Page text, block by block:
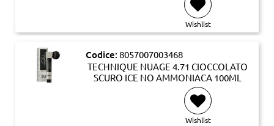
Wishlist
Codice: 8057007003468
TECHNIQUE NUAGE 4.71 CIOCCOLATO
SCURO ICE NO AMMONIACA 100ML
Wishlist